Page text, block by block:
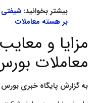
بیشتر بخوانید:
بر هسته معاملات
مزایا و
معاملات
به گزارش پایگاه خبری